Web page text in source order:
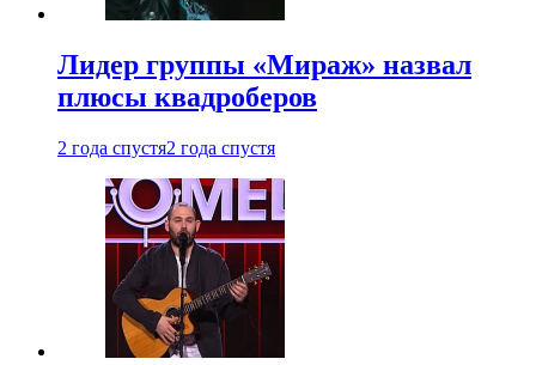
Лидер группы «Мираж» назвал
плюсы квадроберов
2 года спустя2 года спустя